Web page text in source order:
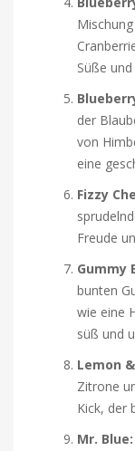
Süße
der
von
eine
Fizzy
Freude
Gummy
bunten
wie eine
süß und
Lemon
Zitrone
Kick, der
Mr. Blue: